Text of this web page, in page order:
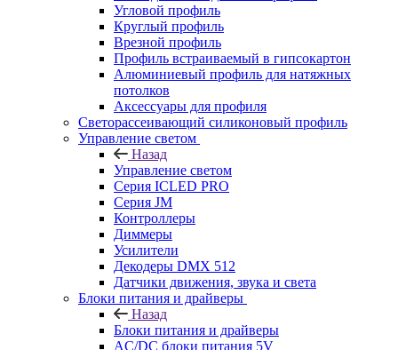
Угловой профиль
Круглый профиль
Врезной профиль
Профиль встраиваемый в гипсокартон
Алюминиевый профиль для натяжных
потолков
Аксессуары для профиля
Светорассеивающий силиконовый профиль
Управление светом
Назад
Управление светом
Серия ICLED PRO
Серия JM
Контроллеры
Диммеры
Усилители
Декодеры DMX 512
Датчики движения, звука и света
Блоки питания и драйверы
Назад
Блоки питания и драйверы
AC/DC блоки питания 5V